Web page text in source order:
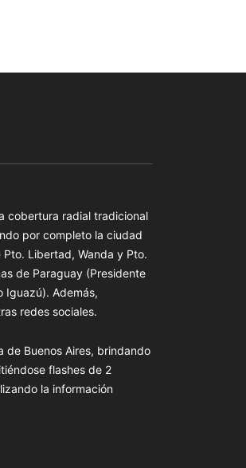
cobertura radial tradicional
por completo la ciudad
Libertad, Wanda y Pto.
de Paraguay (Presidente
Iguazú). Además,
redes sociales.
de Buenos Aires, brindando
flashes de 2
la información